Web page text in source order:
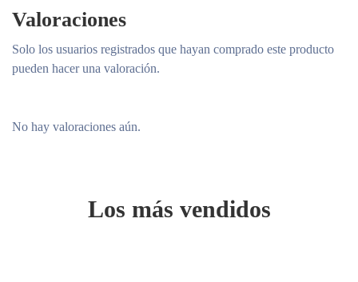
Valoraciones
No hay valoraciones aún.
Solo los usuarios registrados que hayan comprado este producto
pueden hacer una valoración.
Los más vendidos